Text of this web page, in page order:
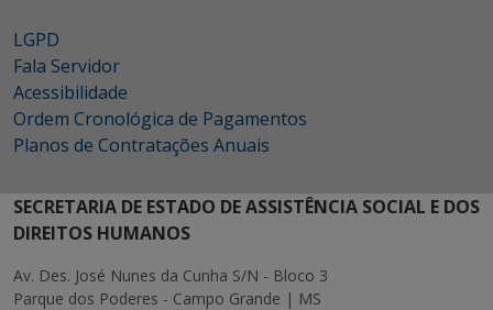
LGPD
Fala Servidor
Acessibilidade
Ordem Cronológica de Pagamentos
Planos de Contratações Anuais
SECRETARIA DE ESTADO DE ASSISTÊNCIA SOCIAL E DOS
DIREITOS HUMANOS
Av. Des. José Nunes da Cunha S/N - Bloco 3
Parque dos Poderes - Campo Grande | MS